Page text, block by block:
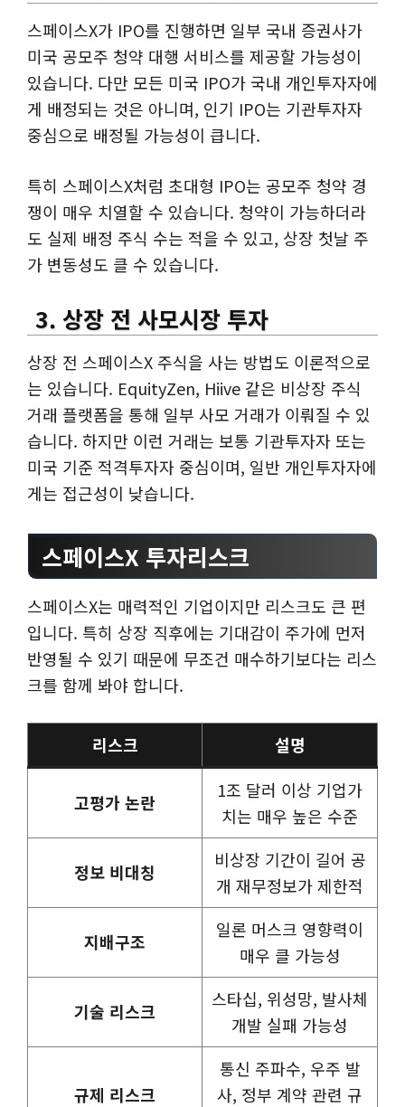
스페이스X가 IPO를 진행하면 일부 국내 증권사가
미국 공모주 청약 대행 서비스를 제공할 가능성이
있습니다. 다만 모든 미국 IPO가 국내 개인투자자에
게 배정되는 것은 아니며, 인기 IPO는 기관투자자
중심으로 배정될 가능성이 큽니다.
특히 스페이스X처럼 초대형 IPO는 공모주 청약 경
쟁이 매우 치열할 수 있습니다. 청약이 가능하더라
도 실제 배정 주식 수는 적을 수 있고, 상장 첫날 주
가 변동성도 클 수 있습니다.
3. 상장 전 사모시장 투자
상장 전 스페이스X 주식을 사는 방법도 이론적으로
는 있습니다. EquityZen, Hiive 같은 비상장 주식
거래 플랫폼을 통해 일부 사모 거래가 이뤄질 수 있
습니다. 하지만 이런 거래는 보통 기관투자자 또는
미국 기준 적격투자자 중심이며, 일반 개인투자자에
게는 접근성이 낮습니다.
스페이스X 투자리스크
스페이스X는 매력적인 기업이지만 리스크도 큰 편
입니다. 특히 상장 직후에는 기대감이 주가에 먼저
반영될 수 있기 때문에 무조건 매수하기보다는 리스
크를 함께 봐야 합니다.
리스크 설명
고평가 논란
1조 달러 이상 기업가
치는 매우 높은 수준
정보 비대칭
비상장 기간이 길어 공
개 재무정보가 제한적
지배구조
일론 머스크 영향력이
매우 클 가능성
기술 리스크
스타십, 위성망, 발사체
개발 실패 가능성
규제 리스크
통신 주파수, 우주 발
사, 정부 계약 관련 규